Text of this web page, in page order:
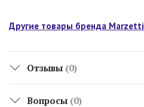
Другие товары бренда Marzetti
Отзывы (0)
Вопросы (0)